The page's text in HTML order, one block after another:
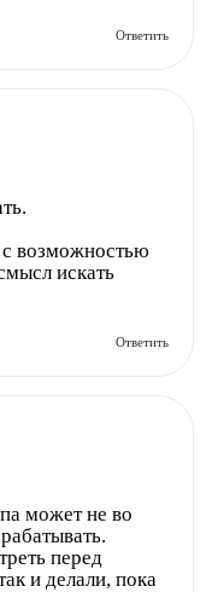
возможностью
искать
может не во
перед
и делали, пока